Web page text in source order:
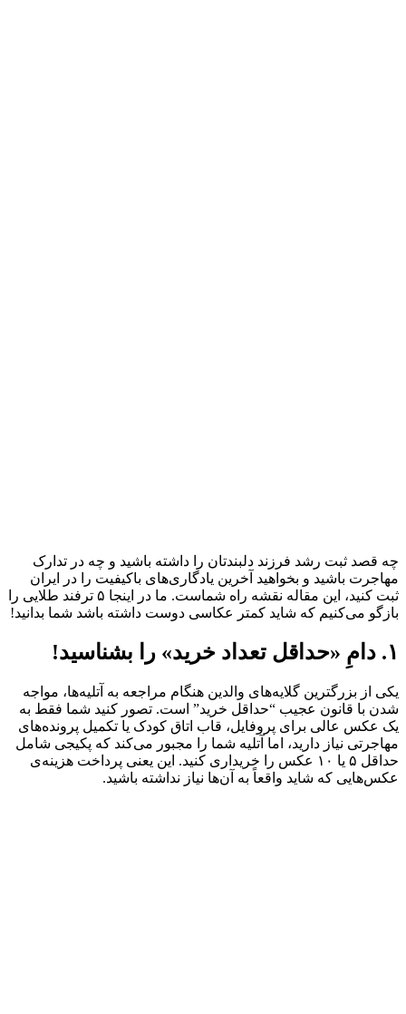
چه قصد ثبت رشد فرزند دلبندتان را داشته باشید و چه در تدارک
مهاجرت باشید و بخواهید آخرین یادگاری‌های باکیفیت را در ایران
ثبت کنید، این مقاله نقشه راه شماست. ما در اینجا ۵ ترفند طلایی را
بازگو می‌کنیم که شاید کمتر عکاسی دوست داشته باشد شما بدانید!
۱. دامِ «حداقل تعداد خرید» را بشناسید!
یکی از بزرگترین گلایه‌های والدین هنگام مراجعه به آتلیه‌ها، مواجه
شدن با قانون عجیب “حداقل خرید” است. تصور کنید شما فقط به
یک عکس عالی برای پروفایل، قاب اتاق کودک یا تکمیل پرونده‌های
مهاجرتی نیاز دارید، اما آتلیه شما را مجبور می‌کند که پکیجی شامل
حداقل ۵ یا ۱۰ عکس را خریداری کنید. این یعنی پرداخت هزینه‌ی
عکس‌هایی که شاید واقعاً به آن‌ها نیاز نداشته باشید.